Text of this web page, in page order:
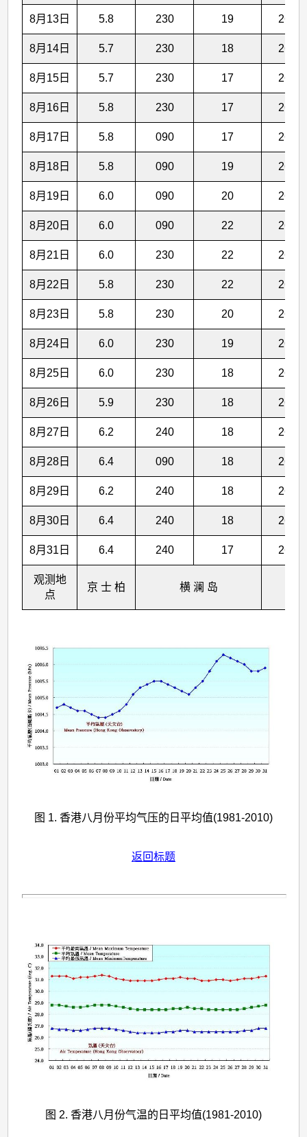
8月13日 5.8 230 19 26.6
8月14日 5.7 230 18 26.7
8月15日 5.7 230 17 26.7
8月16日 5.8 230 17 26.6
8月17日 5.8 090 17 26.6
8月18日 5.8 090 19 26.5
8月19日 6.0 090 20 26.5
8月20日 6.0 090 22 26.5
8月21日 6.0 230 22 26.6
8月22日 5.8 230 22 26.6
8月23日 5.8 230 20 26.7
8月24日 6.0 230 19 26.8
8月25日 6.0 230 18 26.8
8月26日 5.9 230 18 26.8
8月27日 6.2 240 18 26.8
8月28日 6.4 090 18 26.8
8月29日 6.2 240 18 26.9
8月30日 6.4 240 18 26.9
8月31日 6.4 240 17 26.9
观测地
点
京 士 柏 横 澜 岛
图 1. 香港八月份平均气压的日平均值(1981-2010)
返回标题
图 2. 香港八月份气温的日平均值(1981-2010)